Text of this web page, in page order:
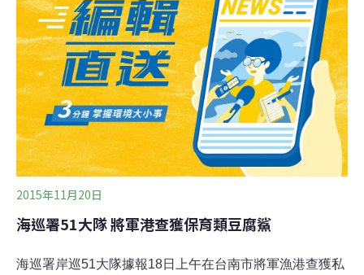
亞分部（Greenpeace SoutheastAsia）的辛區斯（Vince
Cinches）說：「我們害怕因為環球小姐去到那裡，菲律
賓做了觀光的不良示範。」菲律賓野生動物保育團體多年
來反對在宿霧的歐斯陸（Oslob）發展豆腐鯊觀光事業，
但地方官員表示，這是當地居民的生計來源。
2015年11月20日
海巡署51大隊 將軍港查獲保育類豆腐鯊
海巡署岸巡51大隊據報18日上午在台南市將軍漁港查獲私